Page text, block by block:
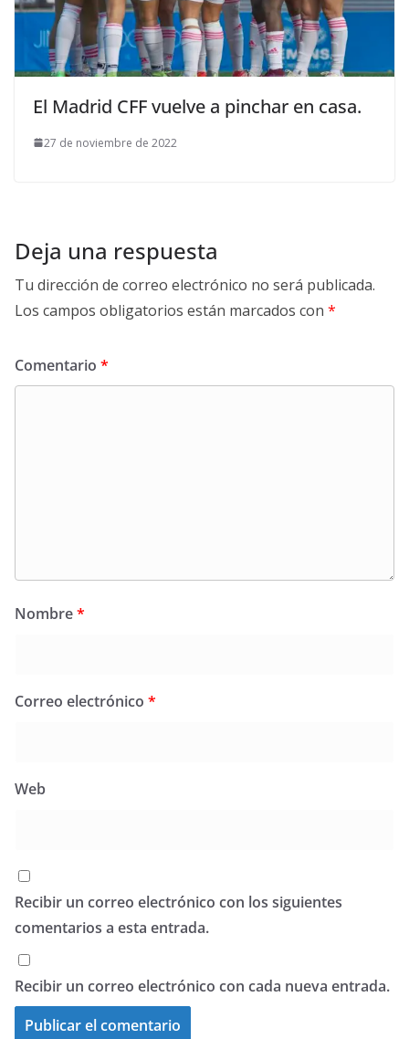
El Madrid CFF vuelve a pinchar en casa.
27 de noviembre de 2022
Deja una respuesta
Tu dirección de correo electrónico no será publicada.
Los campos obligatorios están marcados con *
Comentario *
Nombre*
Correo electrónico *
Web
Recibir un correo electrónico con los siguientes
comentarios a esta entrada.
Recibir un correo electrónico con cada nueva entrada.